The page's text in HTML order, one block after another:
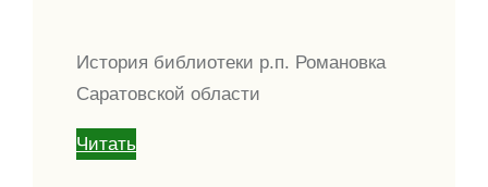
История библиотеки р.п. Романовка
Саратовской области
Читать